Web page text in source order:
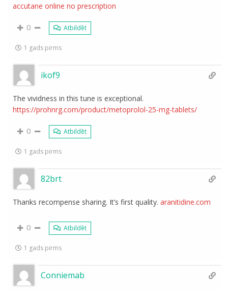
accutane online no prescription
0 Atbildēt
1 gads pirms
ikof9
The vividness in this tune is exceptional.
https://prohnrg.com/product/metoprolol-25-mg-tablets/
0 Atbildēt
1 gads pirms
82brt
Thanks recompense sharing. It’s first quality.aranitidine.com
0 Atbildēt
1 gads pirms
Conniemab